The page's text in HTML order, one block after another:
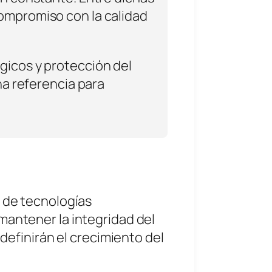
con la calidad
y protección del
referencia para
de tecnologías
la integridad del
el crecimiento del